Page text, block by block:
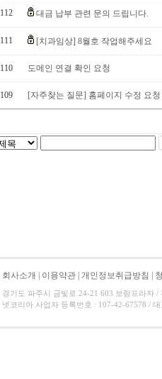
112 대금 납부 관련 문의 드립니다.
111 [치과임상] 8월호 작업해주세요
110 도메인 연결 확인 요청
109 [자주찾는 질문] 홈페이지 수정 요청
회사소개 이용약관 개인정보취급방침
경기도 파주시 금빛로 24-21 603 보람프라자
넷코리아 사업자 등록번호 : 107-42-67578 /